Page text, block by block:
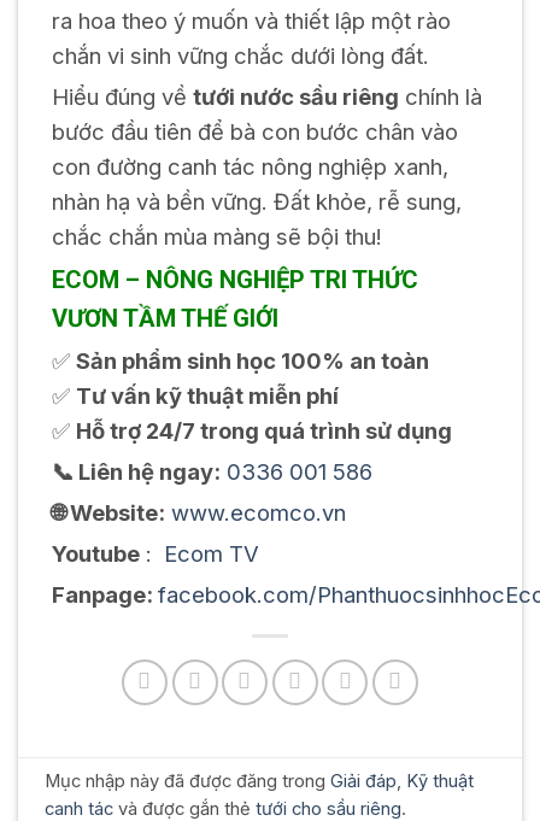
ra hoa theo ý muốn và thiết lập một rào
chắn vi sinh vững chắc dưới lòng đất.
Hiểu đúng về tưới nước sầu riêng chính là
bước đầu tiên để bà con bước chân vào
con đường canh tác nông nghiệp xanh,
nhàn hạ và bền vững. Đất khỏe, rễ sung,
chắc chắn mùa màng sẽ bội thu!
ECOM – NÔNG NGHIỆP TRI THỨC
VƯƠN TẦM THẾ GIỚI
✅ Sản phẩm sinh học 100% an toàn
✅ Tư vấn kỹ thuật miễn phí
✅ Hỗ trợ 24/7 trong quá trình sử dụng
📞 Liên hệ ngay: 0336 001 586
🌐 Website: www.ecomco.vn
Youtube:
Ecom TV
Fanpage: facebook.com/
Mục nhập này đã được đăng trongGiải đáp Kỹ thuật
canh tác và được gắn thẻtưới cho sầu riêng.